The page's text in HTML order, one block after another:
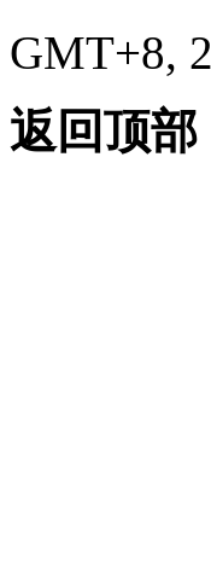
GMT+8,
返回顶部